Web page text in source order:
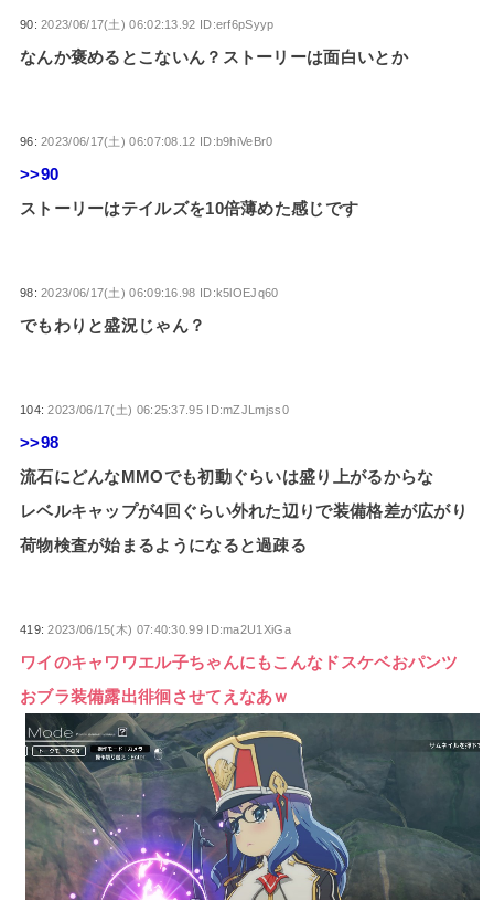
90:2023/06/17(土) 06:02:13.92 ID:erf6pSyyp
なんか褒めるとこないん？ストーリーは面白いとか
96:2023/06/17(土) 06:07:08.12 ID:b9hiVeBr0
>>90
ストーリーはテイルズを10倍薄めた感じです
98:2023/06/17(土) 06:09:16.98 ID:k5lOEJq60
でもわりと盛況じゃん？
104:2023/06/17(土) 06:25:37.95 ID:mZJLmjss0
>>98
流石にどんなMMOでも初動ぐらいは盛り上がるからな
レベルキャップが4回ぐらい外れた辺りで装備格差が広がり
荷物検査が始まるようになると過疎る
419:2023/06/15(木) 07:40:30.99 ID:ma2U1XiGa
ワイのキャワワエル子ちゃんにもこんなドスケベおパンツ
おブラ装備露出徘徊させてえなあｗ